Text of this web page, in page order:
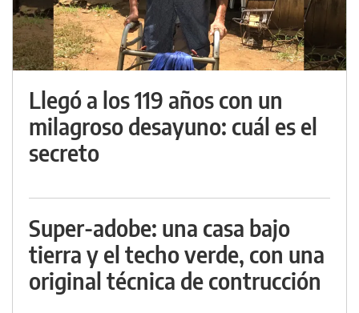
Llegó a los 119 años con un
milagroso desayuno: cuál es el
secreto
Super-adobe: una casa bajo
tierra y el techo verde, con una
original técnica de contrucción